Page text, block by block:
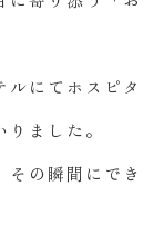
にてホスピタ
ました。
その瞬間にでき